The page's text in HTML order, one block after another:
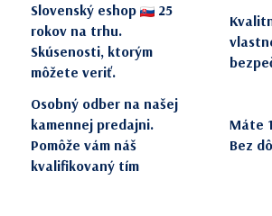
Slovenský eshop
25
rokov na trhu.
Skúsenosti, ktorým
môžete veriť.
Osobný odber na našej
kamennej predajni.
Pomôže vám náš
kvalifikovaný tím
Máte
Bez